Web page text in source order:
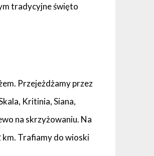
tradycyjne święto
Przejeżdżamy przez
Kritinia, Siana,
na skrzyżowaniu. Na
km. Trafiamy do wioski